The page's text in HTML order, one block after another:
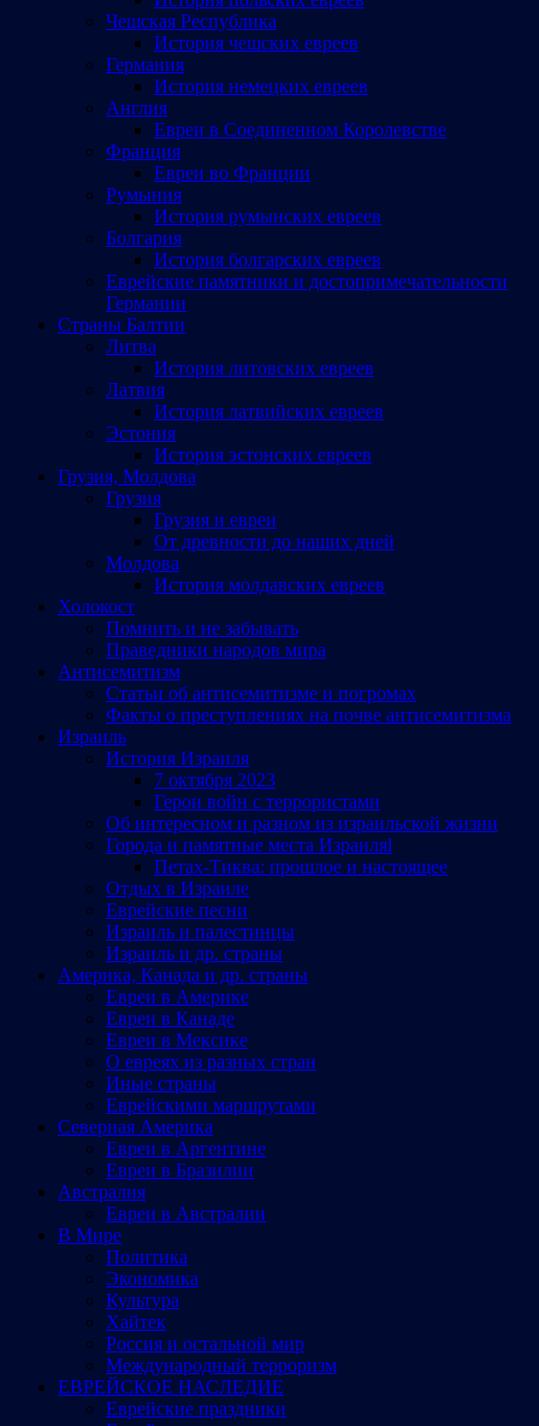
Чешская Республика
История чешских евреев
Германия
История немецких евреев
Англия
Евреи в Соединенном Королевстве
Франция
Евреи во Франции
Румыния
История румынских евреев
Болгария
История болгарских евреев
Еврейские памятники и достопримечательности
Германии
Страны Балтии
Литва
История литовских евреев
Латвия
История латвийских евреев
Эстония
История эстонских евреев
Грузия, Молдова
Грузия
Грузия и евреи
От древности до наших дней
Молдова
История молдавских евреев
Холокост
Помнить и не забывать
Праведники народов мира
Антисемитизм
Статьи об антисемитизме и погромах
Факты о преступлениях на почве антисемитизма
Израиль
История Израиля
7 октября 2023
Герои войн с террористами
Об интересном и разном из израильской жизни
Города и памятные места Израиляl
Петах-Тиква: прошлое и настоящее
Отдых в Израиле
Еврейские песни
Израиль и палестинцы
Израиль и др. страны
Америка, Канада и др. страны
Евреи в Америке
Евреи в Канаде
Евреи в Мексике
О евреях из разных стран
Иные страны
Еврейскими маршрутами
Северная Америка
Евреи в Аргентине
Евреи в Бразилии
Австралия
Евреи в Австралии
В Мире
Политика
Экономика
Культура
Хайтек
Россия и остальной мир
Международный терроризм
ЕВРЕЙСКОЕ НАСЛЕДИЕ
Еврейские праздники